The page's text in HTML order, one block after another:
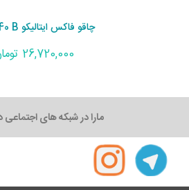
چاقو فاکس ایتالیکو FX-540 B
26,720,000 تومان
مارا در شبکه های اجتماعی